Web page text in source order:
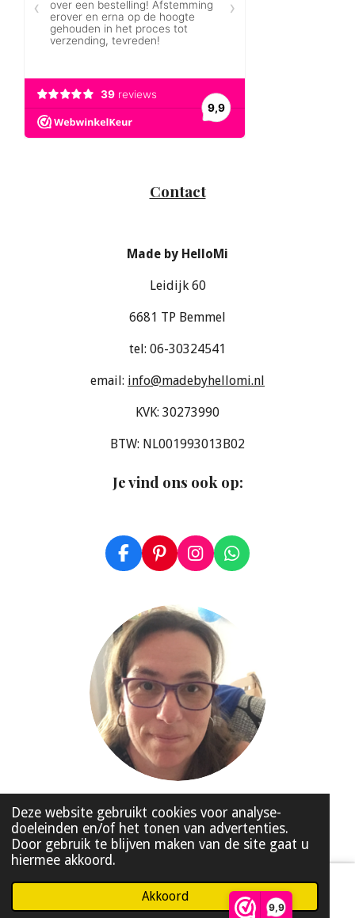
Deze website gebruikt cookies voor analyse-
doeleinden en/of het tonen van advertenties.
Door gebruik te blijven maken van de site gaat u
hiermee akkoord.
Akkoord
9,9
Contact
Made by HelloMi
Leidijk 60
6681 TP Bemmel
tel: 06-30324541
email: info@madebyhellomi.nl
KVK: 30273990
BTW: NL001993013B02
Je vind ons ook op:
F
a
b
o
o
k
P
i
t
e
r
s
t
I
n
t
a
g
a
m
W
h
© 2020 - 2026 Made by HelloMI
Powered by JouwWeb
WhatsApp